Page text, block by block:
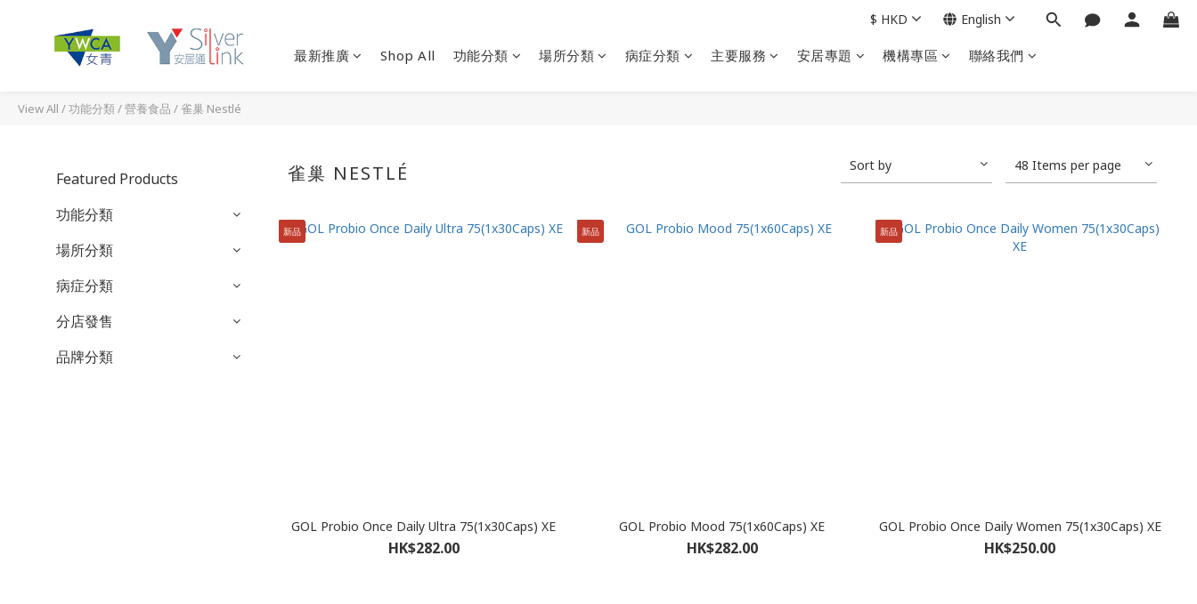
最新推廣 Shop All 功能分類 場所分類 病症分類 主要服務 安居專題 機構專區 聯絡我們
$ HKD English
View All /功能分類/營養食品 /雀巢 Nestlé
Featured Products
功能分類
場所分類
病症分類
分店發售
品牌分類
雀巢 NESTLÉ Sort by 48 Items per page
新品
GOL Probio Once Daily Ultra 75(1x30Caps) XE
HK$282.00
新品
GOL Probio Mood 75(1x60Caps) XE
HK$282.00
新品
GOL Probio Once Daily Women 75(1x30Caps) XE
HK$250.00